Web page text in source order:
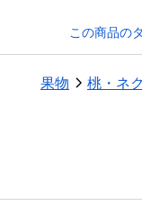
この商品の
果物 桃・ネ